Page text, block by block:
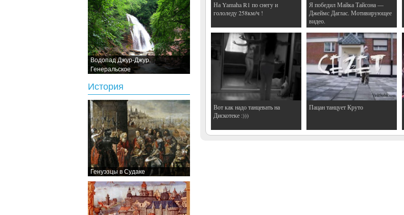
Водопад Джур-Джур.
Генеральское
История
Генуэзцы в Судаке
На Yamaha R1 по снегу и
гололеду 258км/ч !
Я победил Майка Тайсона —
Джеймс Даглас. Мотивирующее
видео.
Вот как надо танцевать на
Дискотеке :)))
Пацан танцует Круто